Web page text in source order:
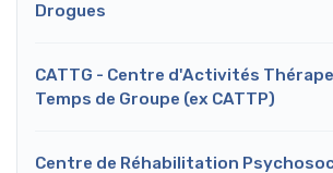
Drogues
CATTG - Centre d'Activités
Temps de Groupe (ex CATTP)
Centre de Réhabilitation